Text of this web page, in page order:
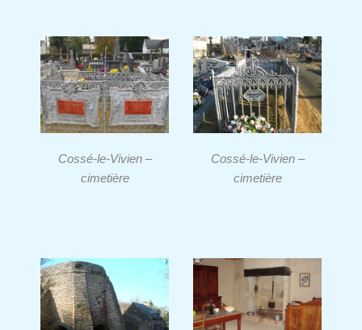
Cossé-le-Vivien –
cimetière
Cossé-le-Vivien –
cimetière